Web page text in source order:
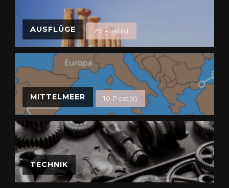
AUSFLÜGE 29 Post(s)
MITTELMEER 10 Post(s)
TECHNIK